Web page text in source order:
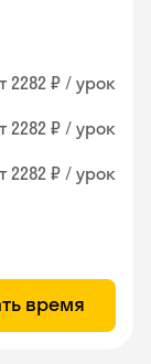
2282 ₽ / урок
2282 ₽ / урок
2282 ₽ / урок
время